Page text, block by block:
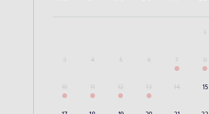
1
3 4 5 6 7 8
10 11 12 13 14 15